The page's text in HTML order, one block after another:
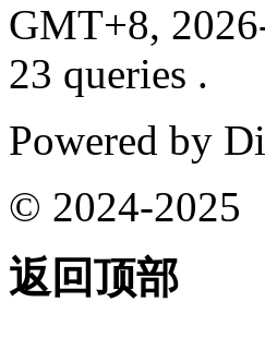
GMT+8,
23 queries .
Powered by
© 2024-2025
返回顶部